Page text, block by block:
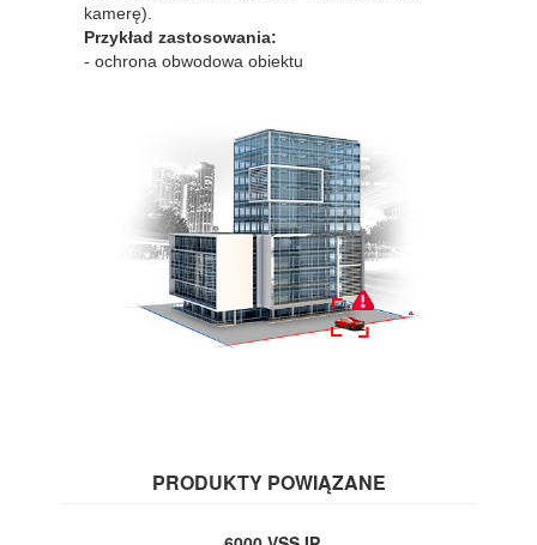
kamerę).
Przykład zastosowania:
- ochrona obwodowa obiektu
PRODUKTY POWIĄZANE